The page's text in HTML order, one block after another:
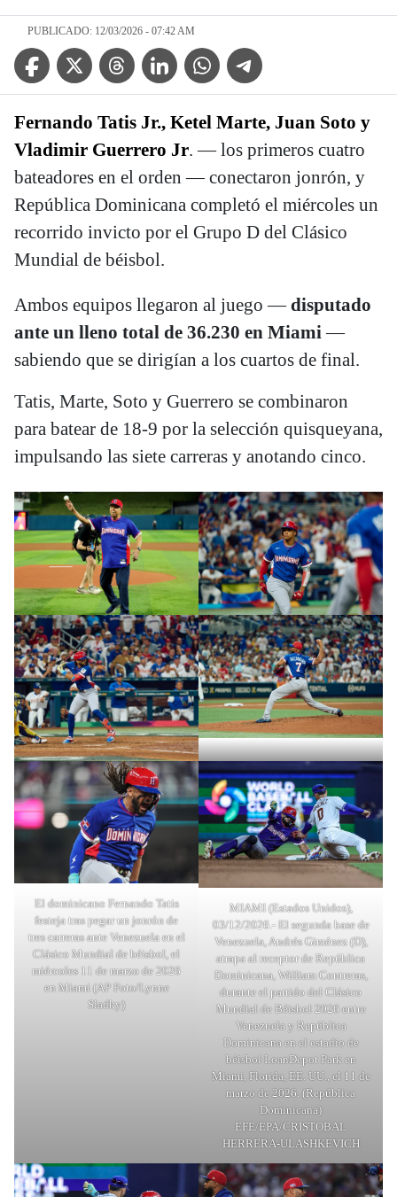
PUBLICADO: 12/03/2026 - 07:42 AM
Facebook IconTwitter IconThreads IconLinkedin IconWhatsApp IconTelegram Icon
Fernando Tatis Jr., Ketel Marte, Juan Soto y
Vladimir Guerrero Jr. — los primeros cuatro
bateadores en el orden — conectaron jonrón, y
República Dominicana completó el miércoles un
recorrido invicto por el Grupo D del Clásico
Mundial de béisbol.
Ambos equipos llegaron al juego —disputado
ante un lleno total de 36.230 en Miami—
sabiendo que se dirigían a los cuartos de final.
Tatis, Marte, Soto y Guerrero se combinaron
para batear de 18-9 por la selección quisqueyana,
impulsando las siete carreras y anotando cinco.
El dominicano Fernando Tatis
festeja tras pegar un jonrón de
tres carreras ante Venezuela en el
Clásico Mundial de béisbol, el
miércoles 11 de marzo de 2026
en Miami (AP Foto/Lynne
Sladky)
MIAMI (Estados Unidos),
03/12/2026.- El segunda base de
Venezuela, Andrés Giménez (D),
atrapa al receptor de República
Dominicana, William Contreras,
durante el partido del Clásico
Mundial de Béisbol 2026 entre
Venezuela y República
Dominicana en el estadio de
béisbol LoanDepot Park en
Miami, Florida, EE. UU., el 11 de
marzo de 2026. (República
Dominicana)
EFE/EPA/CRISTOBAL
HERRERA-ULASHKEVICH